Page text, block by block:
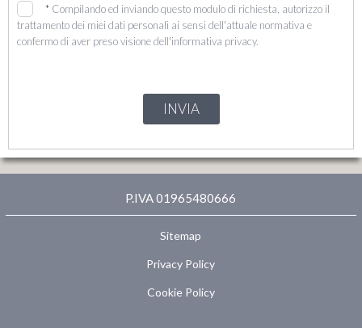
* Compilando ed inviando questo modulo di richiesta, autorizzo il
trattamento dei miei dati personali ai sensi dell'attuale normativa e
confermo di aver preso visione dell'informativa privacy.
INVIA
P.IVA 01965480666
Sitemap
Privacy Policy
Cookie Policy